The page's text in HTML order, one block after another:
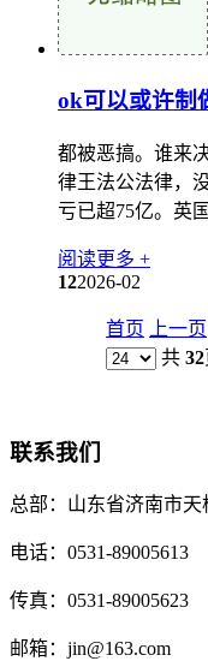
ok可以或许制
都被恶搞。谁来
律王法公法律，
亏已超75亿。英
阅读更多 +
122026-02
首页 上一页
共 32
联系我们
总部： 山东省济南市天
电话： 0531-89005613
传真： 0531-89005623
邮箱： jin@163.com